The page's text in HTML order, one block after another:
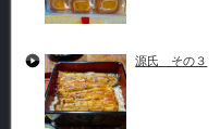
源氏 その３